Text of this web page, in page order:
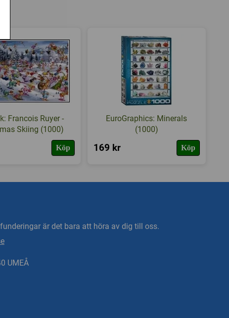
Francois Ruyer -
Skiing (1000)
Köp
EuroGraphics: Minerals
(1000)
169 kr Köp
är det bara att höra av dig till oss.
UMEÅ